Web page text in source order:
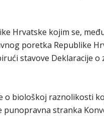
Hrvatske kojim se,
poretka Republike
stavove Deklaracije
o biološkoj raznolikosti
punopravna stranka